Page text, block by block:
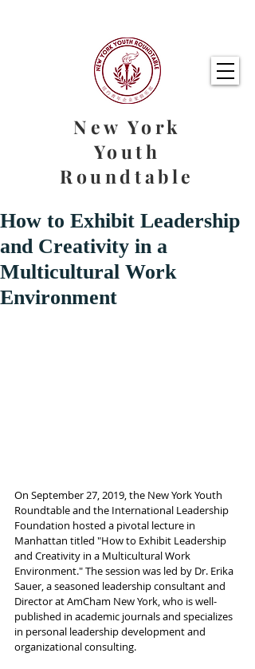
New York
Youth
Roundtable
How to Exhibit Leadership
and Creativity in a
Multicultural Work
Environment
On September 27, 2019, the New York Youth
Roundtable and the International Leadership
Foundation hosted a pivotal lecture in
Manhattan titled "How to Exhibit Leadership
and Creativity in a Multicultural Work
Environment." The session was led by Dr. Erika
Sauer, a seasoned leadership consultant and
Director at AmCham New York, who is well-
published in academic journals and specializes
in personal leadership development and
organizational consulting.